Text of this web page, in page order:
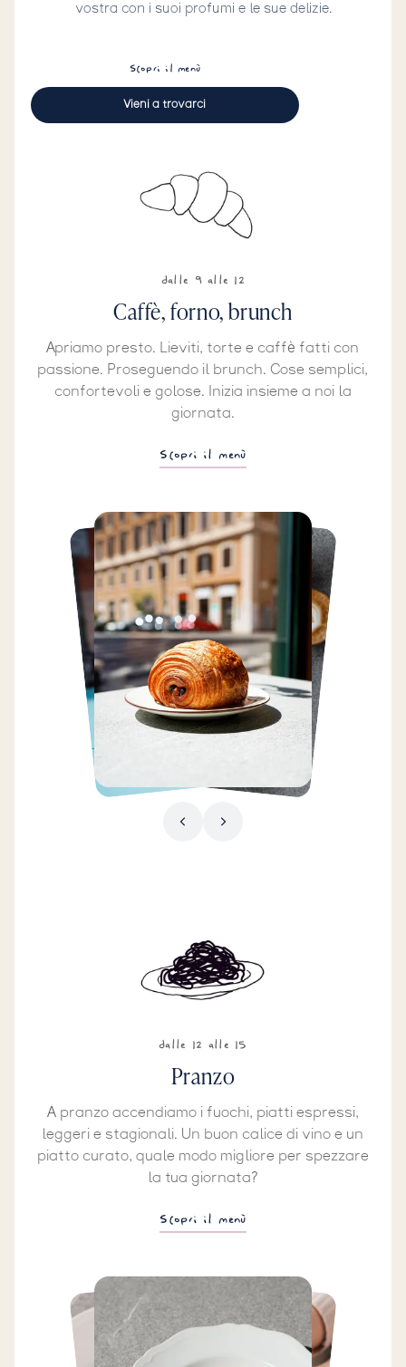
vostra con i suoi profumi e le sue delizie.
Scopri il menù
Vieni a trovarci
dalle 9 alle 12
Caffè, forno, brunch
Apriamo presto. Lieviti, torte e caffè fatti con
passione. Proseguendo il brunch. Cose semplici,
confortevoli e golose. Inizia insieme a noi la
giornata.
Scopri il menù
dalle 12 alle 15
Pranzo
A pranzo accendiamo i fuochi, piatti espressi,
leggeri e stagionali. Un buon calice di vino e un
piatto curato, quale modo migliore per spezzare
la tua giornata?
Scopri il menù